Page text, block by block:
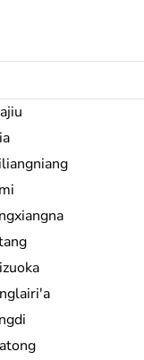
été la première